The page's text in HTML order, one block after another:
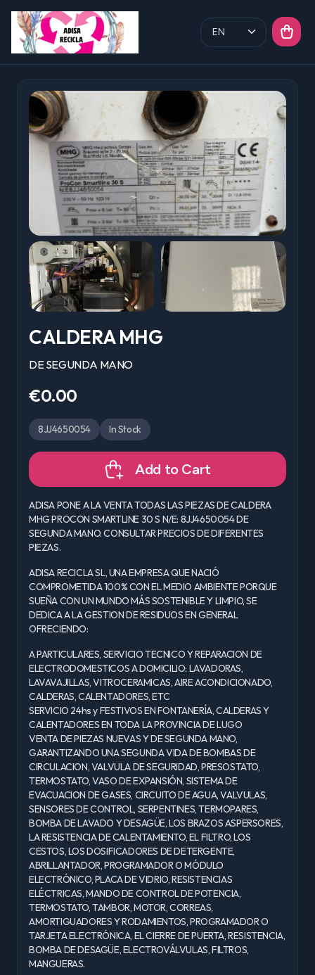
CALDERA MHG
DE SEGUNDA MANO
€0.00
8JJ4650054 In Stock
Add to Cart
ADISA PONE A LA VENTA TODAS LAS PIEZAS DE CALDERA
MHG PROCON SMARTLINE 30 S N/E: 8JJ4650054 DE
SEGUNDA MANO. CONSULTAR PRECIOS DE DIFERENTES
PIEZAS.
ADISA RECICLA SL, UNA EMPRESA QUE NACIÓ
COMPROMETIDA 100% CON EL MEDIO AMBIENTE PORQUE
SUEÑA CON UN MUNDO MÁS SOSTENIBLE Y LIMPIO, SE
DEDICA A LA GESTION DE RESIDUOS EN GENERAL
OFRECIENDO:
A PARTICULARES, SERVICIO TECNICO Y REPARACION DE
ELECTRODOMESTICOS A DOMICILIO: LAVADORAS,
LAVAVAJILLAS, VITROCERAMICAS, AIRE ACONDICIONADO,
CALDERAS, CALENTADORES, ETC
SERVICIO 24hs y FESTIVOS EN FONTANERÍA, CALDERAS Y
CALENTADORES EN TODA LA PROVINCIA DE LUGO
VENTA DE PIEZAS NUEVAS Y DE SEGUNDA MANO,
GARANTIZANDO UNA SEGUNDA VIDA DE BOMBAS DE
CIRCULACION, VALVULA DE SEGURIDAD, PRESOSTATO,
TERMOSTATO, VASO DE EXPANSIÓN, SISTEMA DE
EVACUACION DE GASES, CIRCUITO DE AGUA, VALVULAS,
SENSORES DE CONTROL, SERPENTINES, TERMOPARES,
BOMBA DE LAVADO Y DESAGÜE, LOS BRAZOS ASPERSORES,
LA RESISTENCIA DE CALENTAMIENTO, EL FILTRO, LOS
CESTOS, LOS DOSIFICADORES DE DETERGENTE,
ABRILLANTADOR, PROGRAMADOR O MÓDULO
ELECTRÓNICO, PLACA DE VIDRIO, RESISTENCIAS
ELÉCTRICAS, MANDO DE CONTROL DE POTENCIA,
TERMOSTATO, TAMBOR, MOTOR, CORREAS,
AMORTIGUADORES Y RODAMIENTOS, PROGRAMADOR O
TARJETA ELECTRÓNICA, EL CIERRE DE PUERTA, RESISTENCIA,
BOMBA DE DESAGÜE, ELECTROVÁLVULAS, FILTROS,
MANGUERAS.